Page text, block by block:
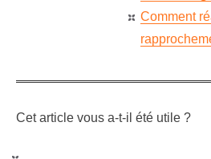
Comment
Cet article vous a-t-il été utile ?